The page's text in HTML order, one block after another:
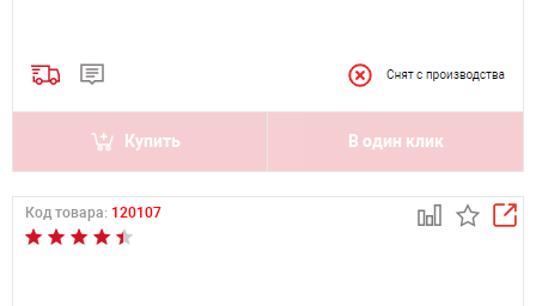
Купить В один клик
Код товара: 120107